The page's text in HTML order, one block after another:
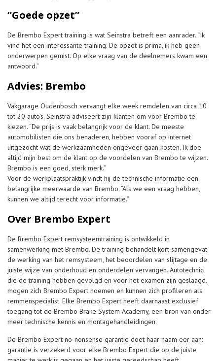
“Goede opzet”
De Brembo Expert training is wat Seinstra betreft een aanrader. “Ik
vind het een interessante training. De opzet is prima, ik heb geen
onderwerpen gemist. Op elke vraag van de deelnemers kwam een
antwoord.”
Advies: Brembo
Vakgarage Oudenbosch vervangt elke week remdelen van circa 10
tot 20 auto’s. Seinstra adviseert zijn klanten om voor Brembo te
kiezen. “De prijs is vaak belangrijk voor de klant. De meeste
automobilisten die ons benaderen, hebben vooraf op internet
uitgezocht wat de werkzaamheden ongeveer gaan kosten. Ik doe
altijd mijn best om de klant op de voordelen van Brembo te wijzen.
Brembo is een goed, sterk merk.”
Voor de werkplaatspraktijk vindt hij de technische informatie een
belangrijke meerwaarde van Brembo. “Als we een vraag hebben,
kunnen we altijd terecht voor informatie.”
Over Brembo Expert
De Brembo Expert remsysteemtraining is ontwikkeld in
samenwerking met Brembo. De training behandelt kort samengevat
de werking van het remsysteem, het beoordelen van slijtage en de
juiste wijze van onderhoud en onderdelen vervangen. Autotechnici
die de training hebben gevolgd en voor het examen zijn geslaagd,
mogen zich Brembo Expert noemen en kunnen zich profileren als
remmenspecialist. Elke Brembo Expert heeft daarnaast exclusief
toegang tot de Brembo Brake System Academy, een bron van onder
meer technische kennis en montagehandleidingen.
De Brembo Expert no-nonsense garantie doet haar naam eer aan:
garantie is verzekerd voor elke Brembo Expert die op de juiste